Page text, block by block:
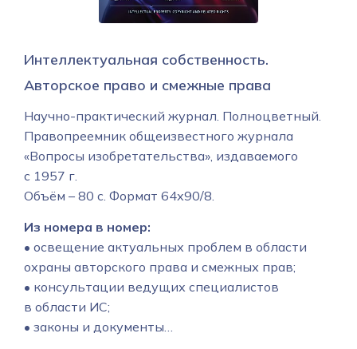
Интеллектуальная собственность.
Авторское право и смежные права
Научно-практический журнал. Полноцветный.
Правопреемник общеизвестного журнала
«Вопросы изобретательства», издаваемого
с 1957 г.
Объём – 80 с. Формат 64х90/8.
Из номера в номер:
• освещение актуальных проблем в области
охраны авторского права и смежных прав;
• консультации ведущих специалистов
в области ИС;
• законы и документы…